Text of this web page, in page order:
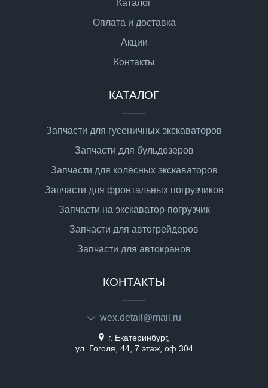
Каталог
Оплата и доставка
Акции
Контакты
КАТАЛОГ
Запчасти для гусеничных экскаваторов
Запчасти для бульдозеров
Запчасти для колёсных экскаваторов
Запчасти для фронтальных погрузчиков
Запчасти на экскаватор-погрузчик
Запчасти для автогрейдеров
Запчасти для автокранов
КОНТАКТЫ
wex.detail@mail.ru
г. Екатеринбург,
ул. Гоголя, 44, 7 этаж, оф.304